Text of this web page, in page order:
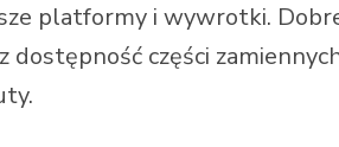
platformy i wywrotki.
dostępność części